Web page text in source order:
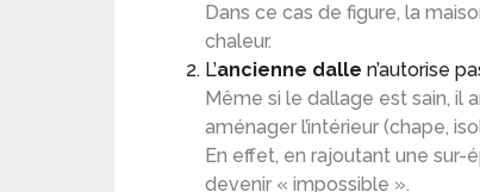
Dans ce cas de figure, la
chaleur.
L’ancienne dalle n’autorise
Même si le dallage est sain, il
aménager l’intérieur (chape,
En effet, en rajoutant une
devenir « impossible ».